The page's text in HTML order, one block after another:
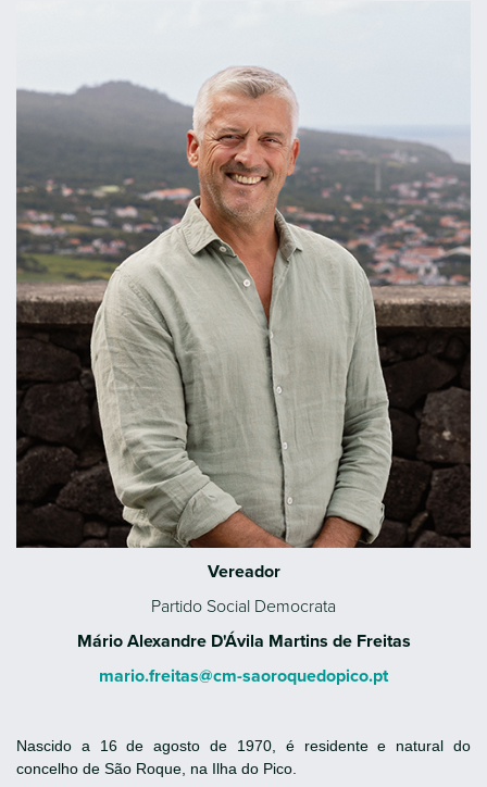
Vereador
Partido Social Democrata
Mário Alexandre D'Ávila Martins de Freitas
mario.freitas@cm-saoroquedopico.pt
Nascido a 16 de agosto de 1970, é residente e natural do
concelho de São Roque, na Ilha do Pico.